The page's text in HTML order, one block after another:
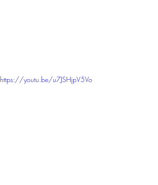
https://youtu.be/u7JSHjpV5Vo